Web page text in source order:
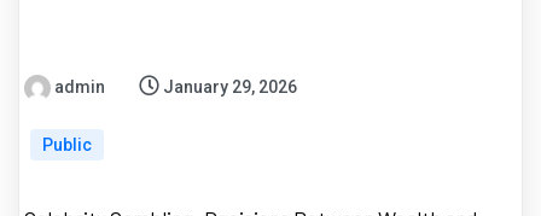
admin January 29, 2026
Public